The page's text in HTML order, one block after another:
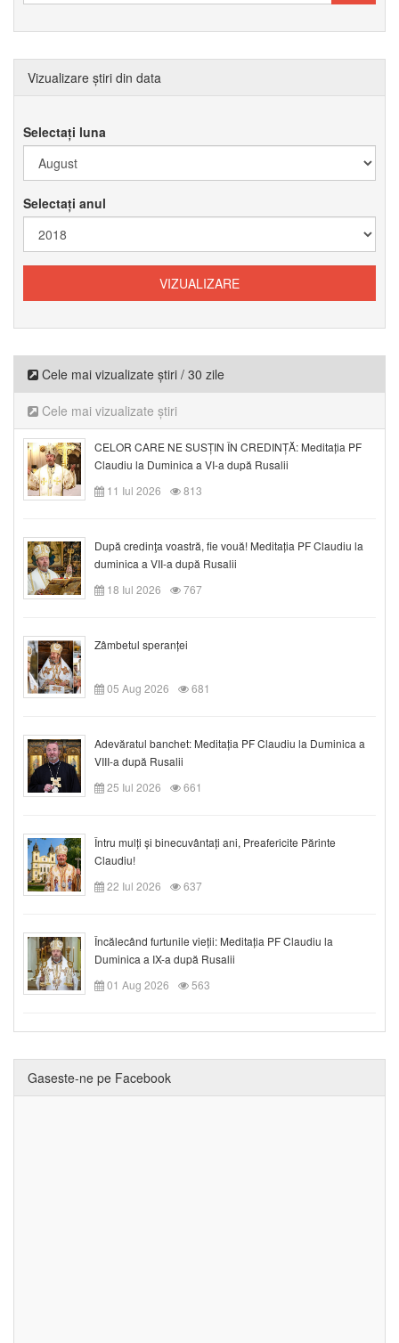
Vizualizare știri din data
Selectați luna
Selectați anul
Cele mai vizualizate știri / 30 zile
Cele mai vizualizate știri
CELOR CARE NE SUSȚIN ÎN CREDINȚĂ: Meditația PF
Claudiu la Duminica a VI-a după Rusalii
11 Iul 2026
813
După credinţa voastră, fie vouă! Meditația PF Claudiu la
duminica a VII-a după Rusalii
18 Iul 2026
767
Zâmbetul speranței
05 Aug 2026 681
Adevăratul banchet: Meditația PF Claudiu la Duminica a
VIII-a după Rusalii
25 Iul 2026
661
Întru mulți și binecuvântați ani, Preafericite Părinte
Claudiu!
22 Iul 2026
637
Încălecând furtunile vieții: Meditația PF Claudiu la
Duminica a IX-a după Rusalii
01 Aug 2026
563
Gaseste-ne pe Facebook